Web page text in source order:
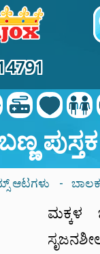
ಪುಸ್ತಕ
ಆಟಗಳು -
ಮಕ್ಕಳ